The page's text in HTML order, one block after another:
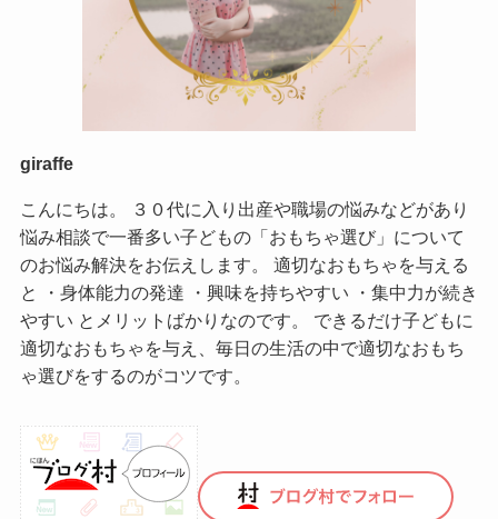
giraffe
こんにちは。 ３０代に入り出産や職場の悩みなどがあり
悩み相談で一番多い子どもの「おもちゃ選び」について
のお悩み解決をお伝えします。 適切なおもちゃを与える
と ・身体能力の発達 ・興味を持ちやすい ・集中力が続き
やすい とメリットばかりなのです。 できるだけ子どもに
適切なおもちゃを与え、毎日の生活の中で適切なおもち
ゃ選びをするのがコツです。